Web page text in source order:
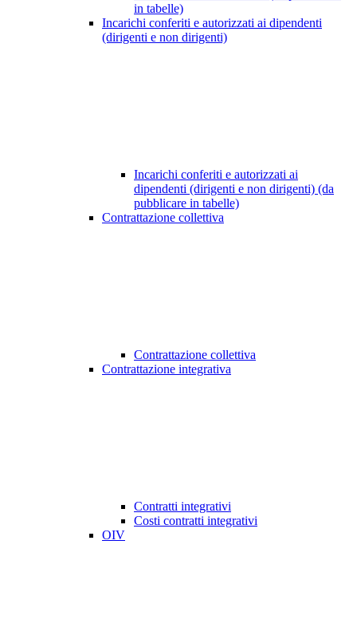
in tabelle)
Incarichi conferiti e autorizzati ai dipendenti
(dirigenti e non dirigenti)
Incarichi conferiti e autorizzati ai
dipendenti (dirigenti e non dirigenti) (da
pubblicare in tabelle)
Contrattazione collettiva
Contrattazione collettiva
Contrattazione integrativa
Contratti integrativi
Costi contratti integrativi
OIV